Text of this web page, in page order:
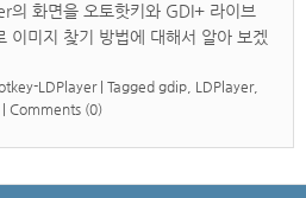
의 화면을 오토핫키와 GDI+ 라이브
이미지 찾기 방법에 대해서 알아 보겠
LDPlayer Tagged gdip LDPlayer,
Comments (0)